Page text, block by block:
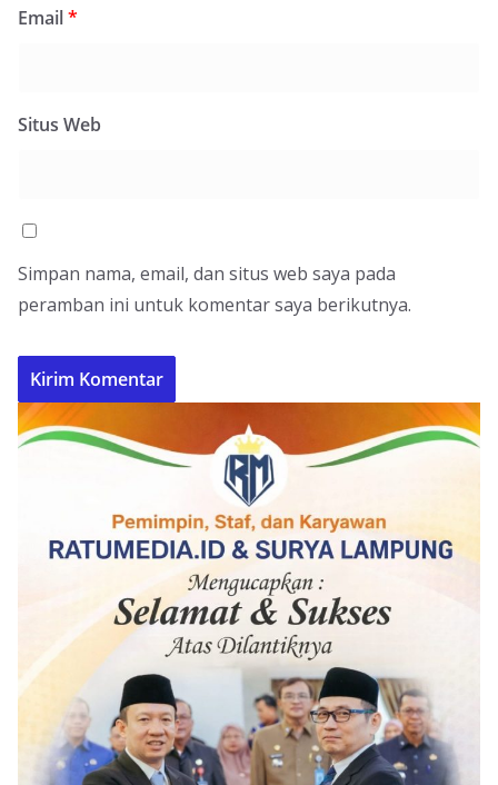
Email*
Situs Web
Simpan nama, email, dan situs web saya pada
peramban ini untuk komentar saya berikutnya.